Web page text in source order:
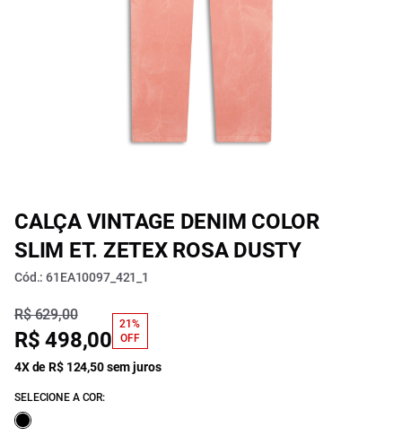
CALÇA VINTAGE DENIM COLOR
SLIM ET. ZETEX ROSA DUSTY
Cód.: 61EA10097_421_1
R$ 629,00
R$ 498,00
21%
OFF
4X de R$ 124,50 sem juros
SELECIONE A COR: